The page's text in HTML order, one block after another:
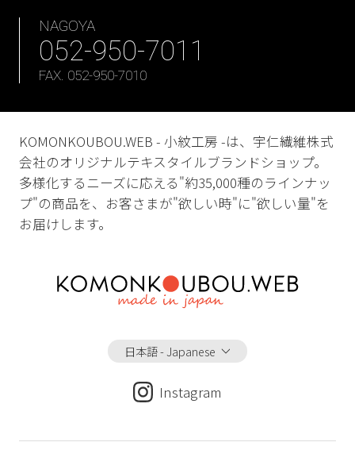
NAGOYA
052-950-7011
FAX. 052-950-7010
日本語 - Japanese
Instagram
KOMONKOUBOU.WEB - 小紋工房 -は、宇仁繊維株式
会社のオリジナルテキスタイルブランドショップ。
多様化するニーズに応える"約35,000種のラインナッ
プ"の商品を、お客さまが"欲しい時"に"欲しい量"を
お届けします。